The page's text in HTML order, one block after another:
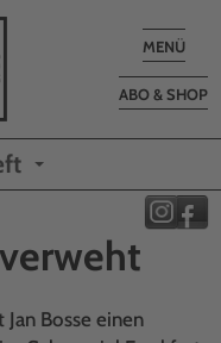
Toggle
MENÜ
ABO & SHOP
Bosse einen